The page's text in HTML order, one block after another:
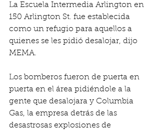
La Escuela Intermedia Arlington en
150 Arlington St. fue establecida
como un refugio para aquellos a
quienes se les pidió desalojar, dijo
MEMA.
Los bomberos fueron de puerta en
puerta en el área pidiéndole a la
gente que desalojara y Columbia
Gas, la empresa detrás de las
desastrosas explosiones de